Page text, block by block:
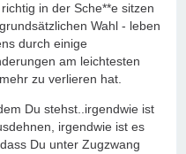
in der Sche**e sitzen
Wahl - leben
durch einige
am leichtesten
zu verlieren hat.
Du stehst..irgendwie ist
irgendwie ist es
Du unter Zugzwang